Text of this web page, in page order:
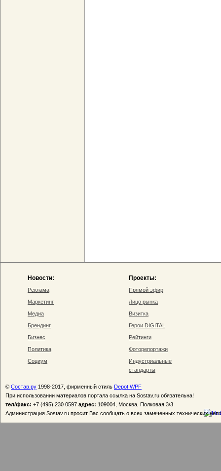
Новости:
Реклама
Маркетинг
Медиа
Брендинг
Бизнес
Политика
Социум
Проекты:
Прямой эфир
Лицо рынка
Визитка
Герои DIGITAL
Рейтинги
Фоторепортажи
Индустриальные
стандарты
© Состав.ру 1998-2017, фирменный стиль Depot WPF
При использовании материалов портала ссылка на Sostav.ru обязательна!
тел/факс: +7 (495) 230 0597 адрес: 109004, Москва, Полковая 3/3
Администрация Sostav.ru просит Вас сообщать о всех замеченных технических